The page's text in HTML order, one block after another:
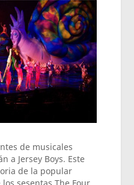
de musicales
a Jersey Boys. Este
de la popular